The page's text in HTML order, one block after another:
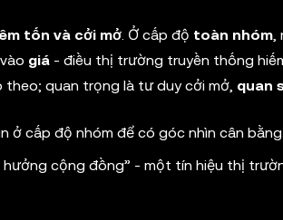
tốn và cởi mở. Ở cấp độ toàn nhóm,
giá - điều thị trường truyền thống
theo; quan trọng là tư duy cởi mở, quan
ở cấp độ nhóm để có góc nhìn cân bằng.
hưởng cộng đồng” - một tín hiệu thị